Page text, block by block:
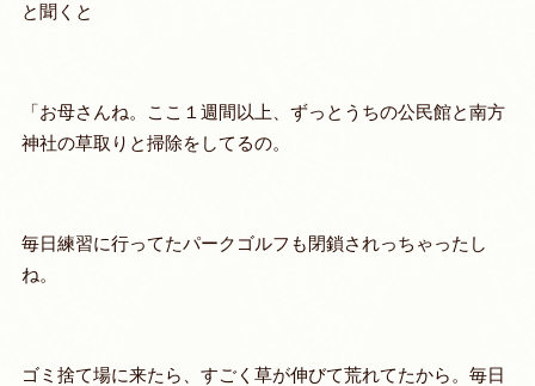
と聞くと
「お母さんね。ここ１週間以上、ずっとうちの公民館と南方
神社の草取りと掃除をしてるの。
毎日練習に行ってたパークゴルフも閉鎖されっちゃったし
ね。
ゴミ捨て場に来たら、すごく草が伸びて荒れてたから。毎日